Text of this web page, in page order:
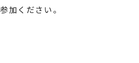
参加ください。